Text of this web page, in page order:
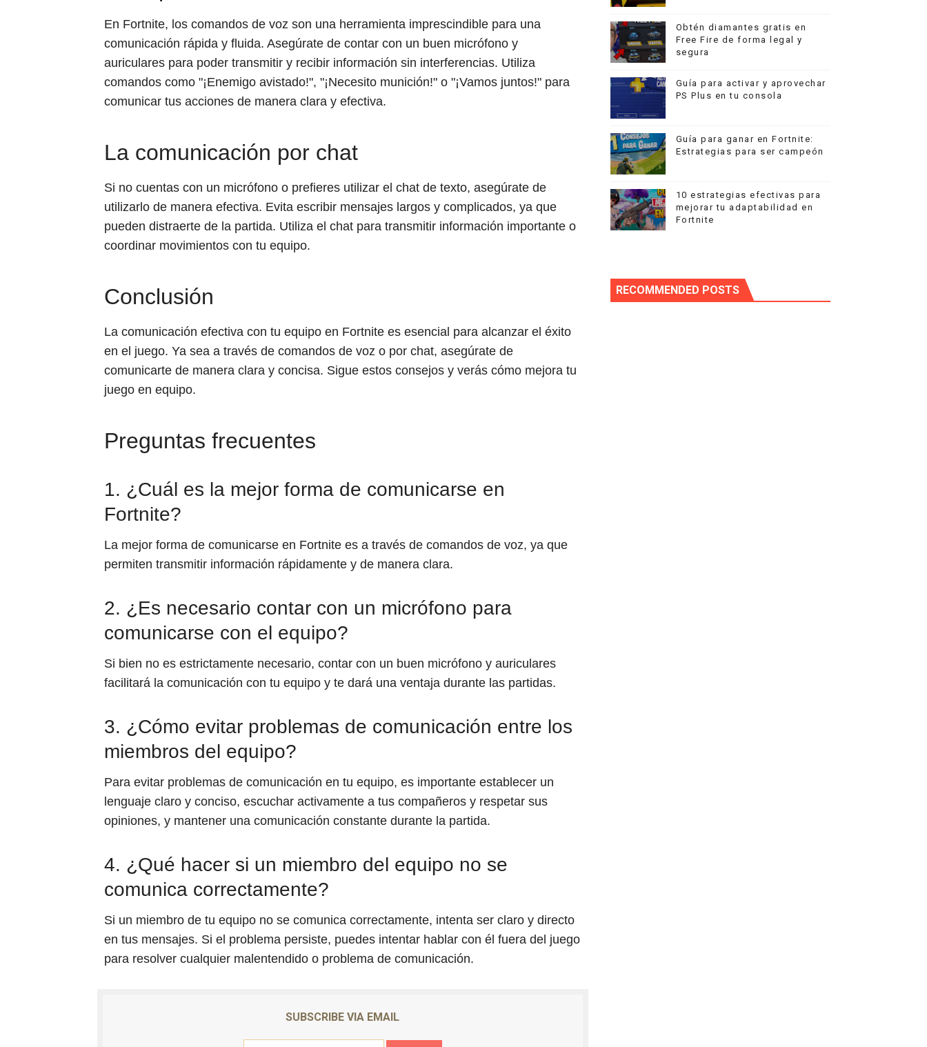
En Fortnite, los comandos de voz son una herramienta imprescindible para una
comunicación rápida y fluida. Asegúrate de contar con un buen micrófono y
auriculares para poder transmitir y recibir información sin interferencias. Utiliza
comandos como "¡Enemigo avistado!", "¡Necesito munición!" o "¡Vamos juntos!" para
comunicar tus acciones de manera clara y efectiva.
La comunicación por chat
Si no cuentas con un micrófono o prefieres utilizar el chat de texto, asegúrate de
utilizarlo de manera efectiva. Evita escribir mensajes largos y complicados, ya que
pueden distraerte de la partida. Utiliza el chat para transmitir información importante o
coordinar movimientos con tu equipo.
Conclusión
La comunicación efectiva con tu equipo en Fortnite es esencial para alcanzar el éxito
en el juego. Ya sea a través de comandos de voz o por chat, asegúrate de
comunicarte de manera clara y concisa. Sigue estos consejos y verás cómo mejora tu
juego en equipo.
Preguntas frecuentes
1. ¿Cuál es la mejor forma de comunicarse en
Fortnite?
La mejor forma de comunicarse en Fortnite es a través de comandos de voz, ya que
permiten transmitir información rápidamente y de manera clara.
2. ¿Es necesario contar con un micrófono para
comunicarse con el equipo?
Si bien no es estrictamente necesario, contar con un buen micrófono y auriculares
facilitará la comunicación con tu equipo y te dará una ventaja durante las partidas.
3. ¿Cómo evitar problemas de comunicación entre los
miembros del equipo?
Para evitar problemas de comunicación en tu equipo, es importante establecer un
lenguaje claro y conciso, escuchar activamente a tus compañeros y respetar sus
opiniones, y mantener una comunicación constante durante la partida.
4. ¿Qué hacer si un miembro del equipo no se
comunica correctamente?
Si un miembro de tu equipo no se comunica correctamente, intenta ser claro y directo
en tus mensajes. Si el problema persiste, puedes intentar hablar con él fuera del juego
para resolver cualquier malentendido o problema de comunicación.
SUBSCRIBE VIA EMAIL
Obtén diamantes gratis en
Free Fire de forma legal y
segura
Guía para activar y aprovechar
PS Plus en tu consola
Guía para ganar en Fortnite:
Estrategias para ser campeón
10 estrategias efectivas para
mejorar tu adaptabilidad en
Fortnite
RECOMMENDED POSTS